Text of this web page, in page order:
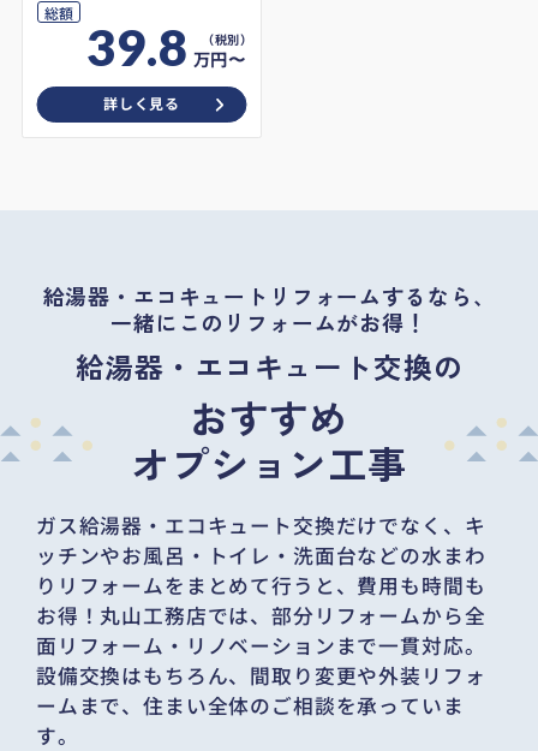
総額
39.8 万円〜
詳しく見る
給湯器・エコキュートリフォームするなら、
一緒にこのリフォームがお得！
給湯器・エコキュート交換の
おすすめ
オプション工事
ガス給湯器・エコキュート交換だけでなく、 キ
ッチンやお風呂・トイレ・洗面台などの水まわ
りリフォームをまとめて行うと、 費用も時間も
お得！丸山工務店では、部分リフォームから全
面リフォーム・リノベーションまで一貫対応。
設備交換はもちろん、間取り変更や外装リフォ
ームまで、住まい全体のご相談を承っていま
す。